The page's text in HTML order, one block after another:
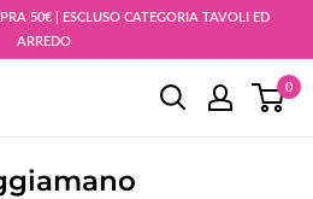
50€ | ESCLUSO CATEGORIA TAVOLI ED
ARREDO
0